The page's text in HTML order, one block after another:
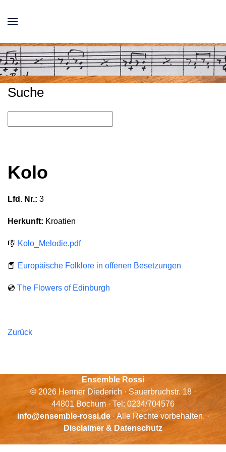
Suche
Kolo
Lfd. Nr.: 3
Herkunft: Kroatien
🎼 Kolo_Melodie.pdf
📕 Europäische Folklore in offenen Besetzungen
💿 The Flowers of Edinburgh
Zurück
Ensemble Rossi
© 2026 Henner Diederich · Sauerbruchstr. 18 ·
44801 Bochum · Tel: 0234/704576
info@ensemble-rossi.de· Alle Rechte vorbehalten. ·
Disclaimer & Datenschutz